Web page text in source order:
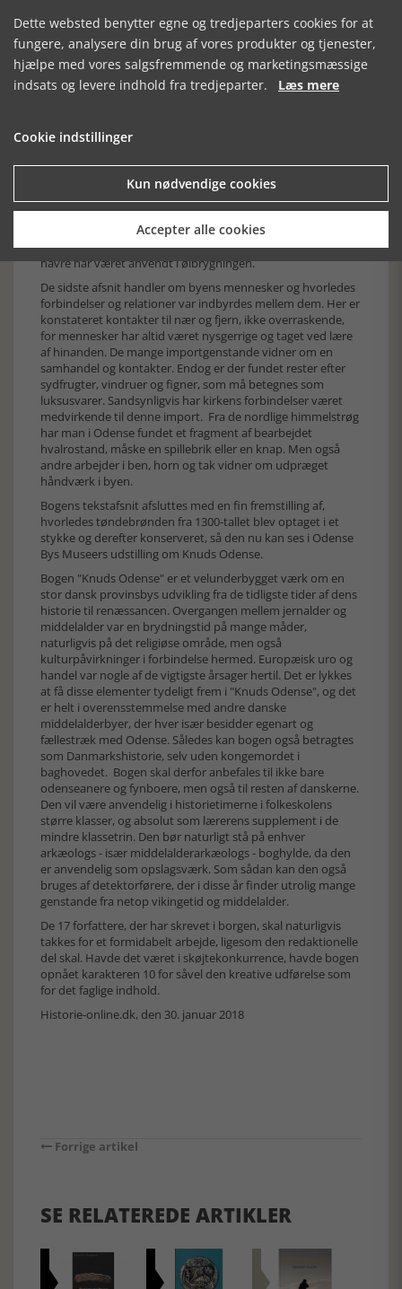
afsnittene er veldokumenteret ved udgravningsfotos, der
giver et fint billede af arkæologens materiale til tolkninger,
og specielt fund af tønder (latrin- og brøndtønder) får fin
omtale. En sjov oplysning er, at der frem til 1300-tallet ikke
kendes til egentlige faste bygninger til latriner i Danmark,
men mon ikke det blot er et spørgsmål om tid, inden
nogenlunde ordentlige toiletforhold, og fra jernalder og
vikingetid kendes i hvert fald større gruber, hvis formål ikke
kan betvivles. I afsnitte "Øl i middelalderens Odense"
beskrives fundet af en bygning, der tolkes til at have været
bryggeri. Der er erkendt fire faser, og selv for den uerfarne
læser af arkæologisk stof er det forståeligt, hvordan faserne
er udskilt. Her kan man også læse lidt om øllets historie,
porseøl eller humleøl, og hvordan ikke blot byg, men også
havre har været anvendt i ølbrygningen.
De sidste afsnit handler om byens mennesker og hvorledes
forbindelser og relationer var indbyrdes mellem dem. Her er
konstateret kontakter til nær og fjern, ikke overraskende,
for mennesker har altid været nysgerrige og taget ved lære
af hinanden. De mange importgenstande vidner om en
samhandel og kontakter. Endog er der fundet rester efter
sydfrugter, vindruer og figner, som må betegnes som
luksusvarer. Sandsynligvis har kirkens forbindelser været
medvirkende til denne import. Fra de nordlige himmelstrøg
har man i Odense fundet et fragment af bearbejdet
hvalrostand, måske en spillebrik eller en knap. Men også
andre arbejder i ben, horn og tak vidner om udpræget
håndværk i byen.
Bogens tekstafsnit afsluttes med en fin fremstilling af,
hvorledes tøndebrønden fra 1300-tallet blev optaget i et
stykke og derefter konserveret, så den nu kan ses i Odense
Bys Museers udstilling om Knuds Odense.
Bogen "Knuds Odense" er et velunderbygget værk om en
stor dansk provinsbys udvikling fra de tidligste tider af dens
historie til renæssancen. Overgangen mellem jernalder og
middelalder var en brydningstid på mange måder,
naturligvis på det religiøse område, men også
kulturpåvirkninger i forbindelse hermed. Europæisk uro og
handel var nogle af de vigtigste årsager hertil. Det er lykkes
at få disse elementer tydeligt frem i "Knuds Odense", og det
er helt i overensstemmelse med andre danske
middelalderbyer, der hver især besidder egenart og
fællestræk med Odense. Således kan bogen også betragtes
som Danmarkshistorie, selv uden kongemordet i
baghovedet. Bogen skal derfor anbefales til ikke bare
odenseanere og fynboere, men også til resten af danskerne.
Den vil være anvendelig i historietimerne i folkeskolens
større klasser, og absolut som lærerens supplement i de
mindre klassetrin. Den bør naturligt stå på enhver
arkæologs - især middelalderarkæologs - boghylde, da den
er anvendelig som opslagsværk. Som sådan kan den også
bruges af detektorførere, der i disse år finder utrolig mange
genstande fra netop vikingetid og middelalder.
De 17 forfattere, der har skrevet i borgen, skal naturligvis
takkes for et formidabelt arbejde, ligesom den redaktionelle
del skal. Havde det været i skøjtekonkurrence, havde bogen
opnået karakteren 10 for såvel den kreative udførelse som
for det faglige indhold.
Historie-online.dk, den 30. januar 2018
Forrige artikel
SE RELATEREDE ARTIKLER
Dette websted benytter egne og tredjeparters cookies for at
fungere, analysere din brug af vores produkter og tjenester,
hjælpe med vores salgsfremmende og marketingsmæssige
indsats og levere indhold fra tredjeparter. Læs mere
Cookie indstillinger
Kun nødvendige cookies
Accepter alle cookies